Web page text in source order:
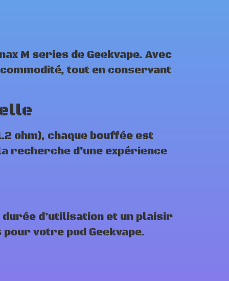
M series de Geekvape. Avec
tout en conservant
ohm), chaque bouffée est
recherche d’une expérience
d’utilisation et un plaisir
votre pod Geekvape.